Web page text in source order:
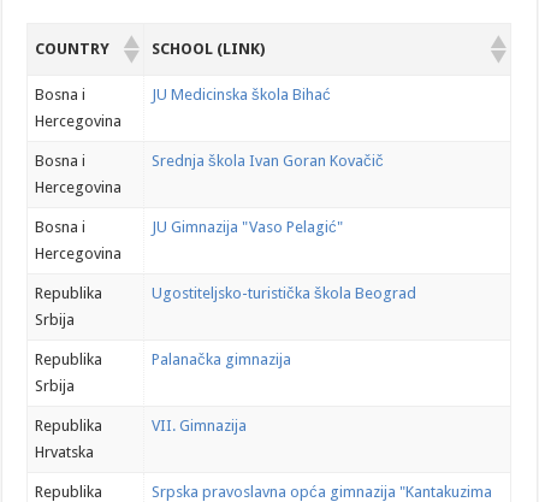
COUNTRY SCHOOL (LINK)
Bosna i
Hercegovina
JU Medicinska škola Bihać
Bosna i
Hercegovina
Srednja škola Ivan Goran Kovačič
Bosna i
Hercegovina
JU Gimnazija "Vaso Pelagić"
Republika
Srbija
Ugostiteljsko-turistička škola Beograd
Republika
Srbija
Palanačka gimnazija
Republika
Hrvatska
VII. Gimnazija
Republika
Srpska pravoslavna opća gimnazija "Kantakuzima